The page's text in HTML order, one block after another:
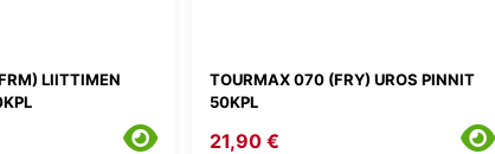
LIITTIMEN
TOURMAX 070 (FRY) UROS PINNIT
50KPL
21,90 €